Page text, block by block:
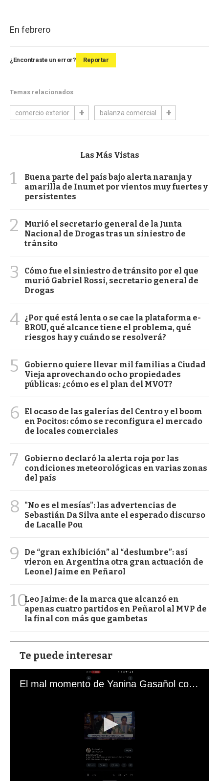
En febrero
¿Encontraste un error? Reportar
Temas relacionados
comercio exterior balanza comercial
Las Más Vistas
1
Buena parte del país bajo alerta naranja y
amarilla de Inumet por vientos muy fuertes y
persistentes
2
Murió el secretario general de la Junta
Nacional de Drogas tras un siniestro de
tránsito
3
Cómo fue el siniestro de tránsito por el que
murió Gabriel Rossi, secretario general de
Drogas
4 ¿Por qué está lenta o se cae la plataforma e-
BROU, qué alcance tiene el problema, qué
riesgos hay y cuándo se resolverá?
5
Gobierno quiere llevar mil familias a Ciudad
Vieja aprovechando ocho propiedades
públicas: ¿cómo es el plan del MVOT?
6
El ocaso de las galerías del Centro y el boom
en Pocitos: cómo se reconfigura el mercado
de locales comerciales
7
Gobierno declaró la alerta roja por las
condiciones meteorológicas en varias zonas
del país
8
"No es el mesías": las advertencias de
Sebastián Da Silva ante el esperado discurso
de Lacalle Pou
9
De “gran exhibición” al “deslumbre”: así
vieron en Argentina otra gran actuación de
Leonel Jaime en Peñarol
10Leo Jaime: de la marca que alcanzó en
apenas cuatro partidos en Peñarol al MVP de
la final con más que gambetas
Te puede interesar
El mal momento de Yanina Gasañol con un hincha argentino en "Subrayado"